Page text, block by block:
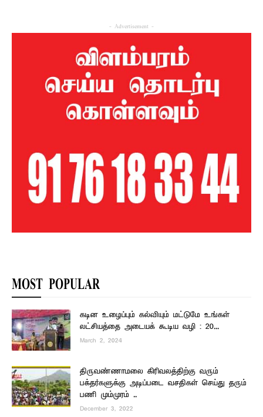
- Advertisement -
MOST POPULAR
கடின உழைப்பும் கல்வியும் மட்டுமே உங்கள்
லட்சியத்தை அடையக் கூடிய வழி : 20...
March 2, 2024
திருவண்ணாமலை கிரிவலத்திற்கு வரும்
பக்தர்களுக்கு அடிப்படை வசதிகள் செய்து தரும்
பணி மும்முரம் ..
December 3, 2022